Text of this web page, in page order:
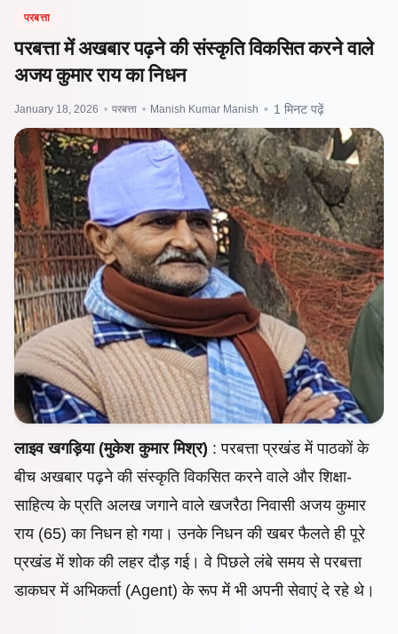
परबत्ता
परबत्ता में अखबार पढ़ने की संस्कृति विकसित करने वाले
अजय कुमार राय का निधन
January 18, 2026 • परबत्ता • Manish Kumar Manish • 1 मिनट पढ़ें
लाइव खगड़िया‌ (मुकेश कुमार मिश्र) : परबत्ता प्रखंड में पाठकों के
बीच अखबार पढ़ने की संस्कृति विकसित करने वाले और शिक्षा-
साहित्य के प्रति अलख जगाने वाले खजरैठा निवासी अजय कुमार
राय (65) का निधन हो गया। उनके निधन की खबर फैलते ही पूरे
प्रखंड में शोक की लहर दौड़ गई। वे पिछले लंबे समय से परबत्ता
डाकघर में अभिकर्ता (Agent) के रूप में भी अपनी सेवाएं दे रहे थे।